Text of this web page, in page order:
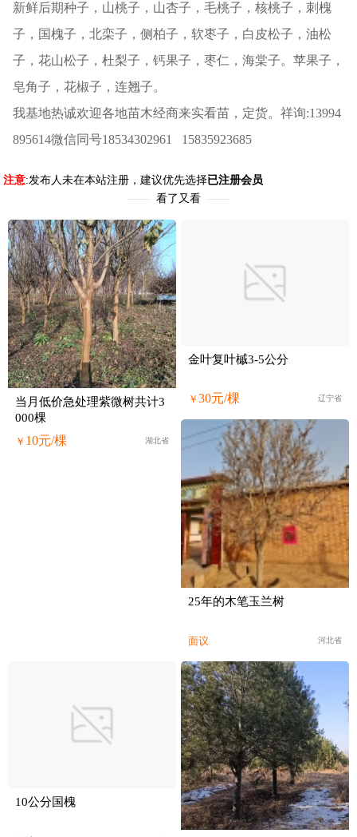
新鲜后期种子，山桃子，山杏子，毛桃子，核桃子，刺槐
子，国槐子，北栾子，侧柏子，软枣子，白皮松子，油松
子，花山松子，杜梨子，钙果子，枣仁，海棠子。苹果子，
皂角子，花椒子，连翘子。
我基地热诚欢迎各地苗木经商来实看苗，定货。祥询:13994
895614微信同号18534302961 15835923685
注意:发布人未在本站注册，建议优先选择已注册会员
—— 看了又看 ——
当月低价急处理紫微树共计3
000棵
￥ 10元/棵 湖北省
金叶复叶槭3-5公分
￥ 30元/棵 辽宁省
25年的木笔玉兰树
面议 河北省
10公分国槐